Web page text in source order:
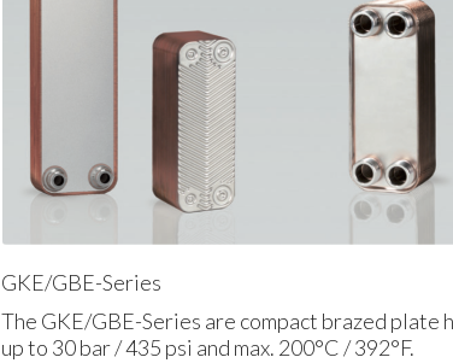
GKE/GBE-Series
The GKE/GBE-Series are compact brazed
up to 30 bar / 435 psi and max. 200°C / 392°F.